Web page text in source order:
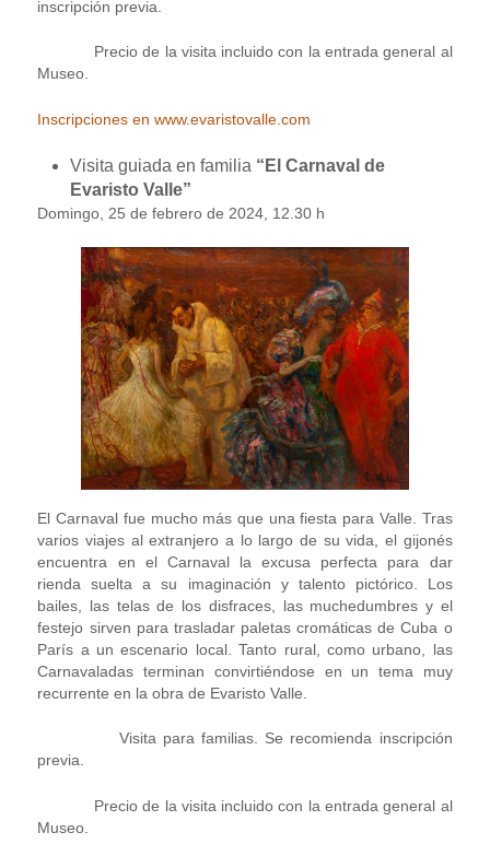
inscripción previa.
Precio de la visita incluido con la entrada general al
Museo.
Inscripciones en www.evaristovalle.com
Visita guiada en familia “El Carnaval de
Evaristo Valle”
Domingo, 25 de febrero de 2024, 12.30 h
El Carnaval fue mucho más que una fiesta para Valle. Tras
varios viajes al extranjero a lo largo de su vida, el gijonés
encuentra en el Carnaval la excusa perfecta para dar
rienda suelta a su imaginación y talento pictórico. Los
bailes, las telas de los disfraces, las muchedumbres y el
festejo sirven para trasladar paletas cromáticas de Cuba o
París a un escenario local. Tanto rural, como urbano, las
Carnavaladas terminan convirtiéndose en un tema muy
recurrente en la obra de Evaristo Valle.
Visita para familias. Se recomienda inscripción
previa.
Precio de la visita incluido con la entrada general al
Museo.